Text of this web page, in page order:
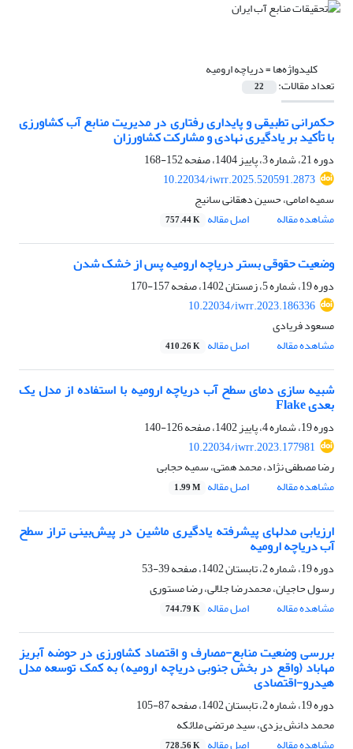
کلیدواژه‌ها =دریاچه ارومیه
تعداد مقالات: 22
حکمرانی تطبیقی و پایداری رفتاری در مدیریت منابع آب کشاورزی
با تأکید بر یادگیری نهادی و مشارکت کشاورزان
دوره 21، شماره 3، پاییز 1404، صفحه
152-168
10.22034/iwrr.2025.520591.2873
سمیه امامی، حسین دهقانی سانیج
مشاهده مقاله
اصل مقاله 757.44 K
وضعیت حقوقی بستر دریاچه ارومیه پس از خشک شدن
دوره 19، شماره 5، زمستان 1402، صفحه
157-170
10.22034/iwrr.2023.186336
مسعود فریادی
مشاهده مقاله
اصل مقاله 410.26 K
شبیه سازی دمای سطح آب دریاچه ارومیه با استفاده از مدل یک
بعدی Flake
دوره 19، شماره 4، پاییز 1402، صفحه
126-140
10.22034/iwrr.2023.177981
رضا مصطفی نژاد، محمد همتی، سمیه حجابی
مشاهده مقاله
اصل مقاله 1.99 M
ارزیابی مدلهای پیشرفته یادگیری ماشین در پیش‌بینی تراز سطح
آب دریاچه ارومیه
دوره 19، شماره 2، تابستان 1402، صفحه
39-53
رسول حاجیان، محمدرضا جلالی، رضا مستوری
مشاهده مقاله
اصل مقاله 744.79 K
بررسی وضعیت منابع-مصارف و اقتصاد کشاورزی در حوضه آبریز
مهاباد (واقع در بخش جنوبی دریاچه ارومیه) به کمک توسعه مدل
هیدرو-اقتصادی
دوره 19، شماره 2، تابستان 1402، صفحه
87-105
محمد دانش یزدی، سید مرتضی ملائکه